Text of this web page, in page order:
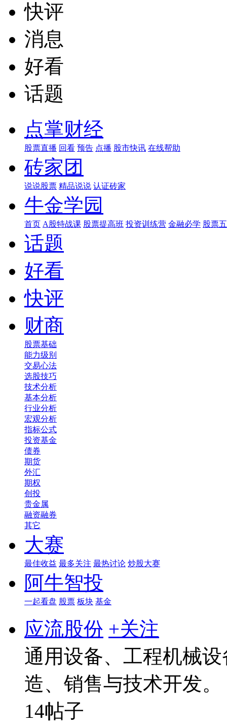
快评
消息
好看
话题
点掌财经
股票直播 回看 预告 点播 股市快讯 在线帮助
砖家团
说说股票 精品说说 认证砖家
牛金学园
首页 A股特战课 股票提高班 投资训练营 金融必学 股票
话题
好看
快评
财商
股票基础
能力级别
交易心法
选股技巧
技术分析
基本分析
行业分析
宏观分析
指标公式
投资基金
债券
期货
外汇
期权
创投
贵金属
融资融券
其它
大赛
最佳收益 最多关注 最热讨论 炒股大赛
阿牛智投
一起看盘 股票 板块 基金
应流股份 +关注
通用设备、工程机械
造、销售与技术开发。
14帖子